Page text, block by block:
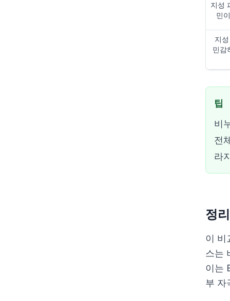
지성
민
지
민감
팁
비
전
라
정
이 비
스는
이는
부 자